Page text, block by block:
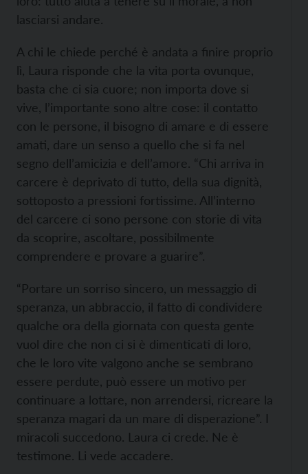
lasciarsi andare.
A chi le chiede perché è andata a finire proprio
lì, Laura risponde che la vita porta ovunque,
basta che ci sia cuore; non importa dove si
vive, l’importante sono altre cose: il contatto
con le persone, il bisogno di amare e di essere
amati, dare un senso a quello che si fa nel
segno dell’amicizia e dell’amore. “Chi arriva in
carcere è deprivato di tutto, della sua dignità,
sottoposto a pressioni fortissime. All’interno
del carcere ci sono persone con storie di vita
da scoprire, ascoltare, possibilmente
comprendere e provare a guarire”.
“Portare un sorriso sincero, un messaggio di
speranza, un abbraccio, il fatto di condividere
qualche ora della giornata con questa gente
vuol dire che non ci si è dimenticati di loro,
che le loro vite valgono anche se sembrano
essere perdute, può essere un motivo per
continuare a lottare, non arrendersi, ricreare la
speranza magari da un mare di disperazione”. I
miracoli succedono. Laura ci crede. Ne è
testimone. Li vede accadere.